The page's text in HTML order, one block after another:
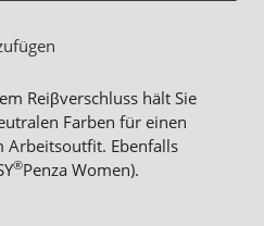
Reiβverschluss hält Sie
Farben für einen
Arbeitsoutfit. Ebenfalls
®Penza Women).